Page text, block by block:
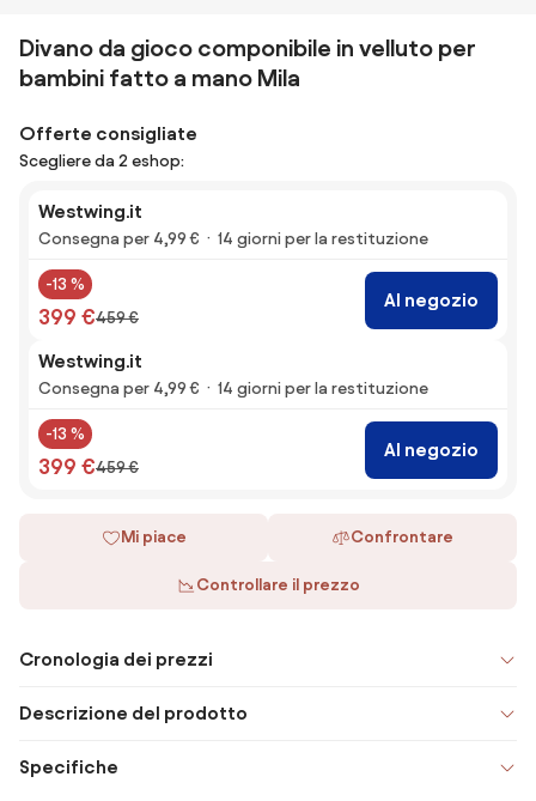
Divano da gioco componibile in velluto per
bambini fatto a mano Mila
Offerte consigliate
Scegliere da 2 eshop:
Westwing.it
Consegna per 4,99 € 14 giorni per la restituzione
-13 %
399 €459 €
Al negozio
Westwing.it
Consegna per 4,99 € 14 giorni per la restituzione
-13 %
399 €459 €
Al negozio
Mi piace Confrontare
Controllare il prezzo
Cronologia dei prezzi
Descrizione del prodotto
Specifiche